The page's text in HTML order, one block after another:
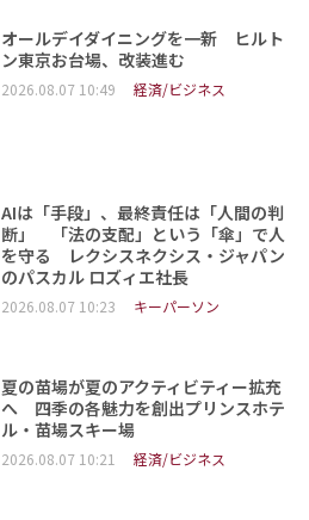
オールデイダイニングを一新 ヒルト
ン東京お台場、改装進む
2026.08.07 10:49 経済/ビジネス
AIは「手段」、最終責任は「人間の判
断」 「法の支配」という「傘」で人
を守る レクシスネクシス・ジャパン
のパスカル ロズィエ社長
2026.08.07 10:23 キーパーソン
夏の苗場が夏のアクティビティー拡充
へ 四季の各魅力を創出プリンスホテ
ル・苗場スキー場
2026.08.07 10:21 経済/ビジネス